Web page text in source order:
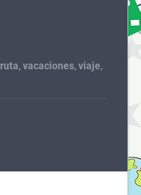
ruta,vacaciones,viaje,